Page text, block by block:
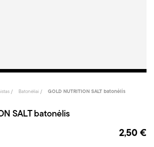
Batonėliai GOLD NUTRITION SALT batonėlis
SALT batonėlis
2,50 €